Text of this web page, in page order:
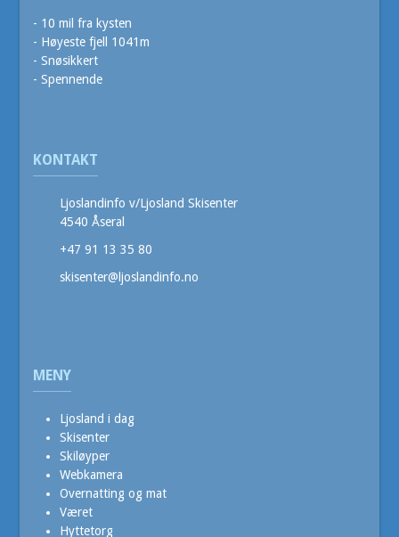
- 10 mil fra kysten
- Høyeste fjell 1041m
- Snøsikkert
- Spennende
KONTAKT
Ljoslandinfo v/Ljosland Skisenter
4540 Åseral
+47 91 13 35 80
skisenter@ljoslandinfo.no
MENY
Ljosland i dag
Skisenter
Skiløyper
Webkamera
Overnatting og mat
Været
Hyttetorg